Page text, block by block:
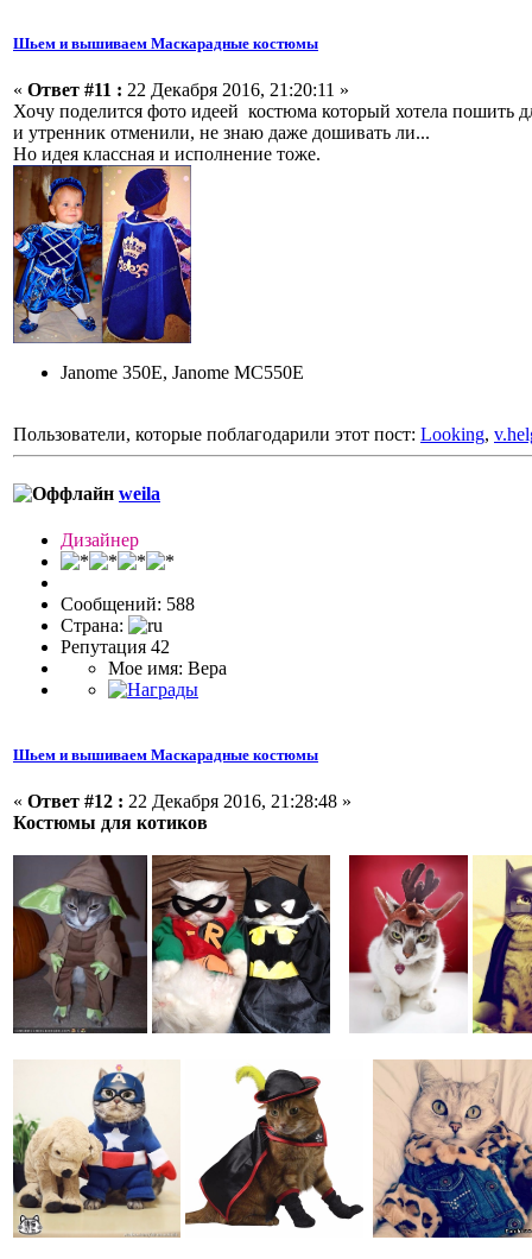
Шьем и вышиваем Маскарадные костюмы
« Ответ #11 : 22 Декабря 2016, 21:20:11 »
Хочу поделится фото идеей костюма который хотела пошить
и утренник отменили, не знаю даже дошивать ли...
Но идея классная и исполнение тоже.
Janome 350Е, Janome MC550E
Пользователи, которые поблагодарили этот пост: Looking,
weila
Дизайнер
Сообщений: 588
Страна:
Репутация 42
Мое имя: Вера
Шьем и вышиваем Маскарадные костюмы
« Ответ #12 : 22 Декабря 2016, 21:28:48 »
Костюмы для котиков